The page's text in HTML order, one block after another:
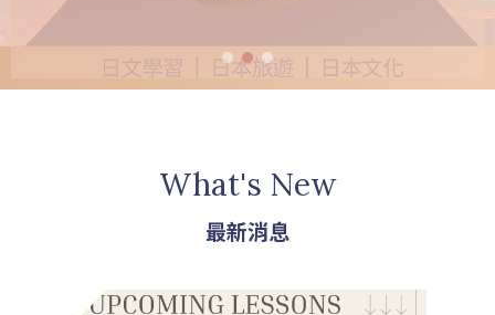
What's New
最新消息